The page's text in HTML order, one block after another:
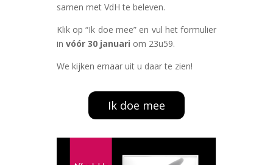
samen met VdH te beleven.
Klik op “Ik doe mee” en vul het formulier
in vóór 30 januari om 23u59.
We kijken ernaar uit u daar te zien!
Ik doe mee